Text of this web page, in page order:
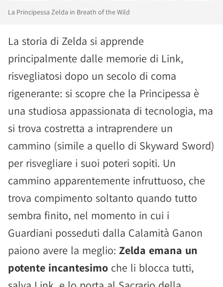
La Principessa Zelda in Breath of the Wild
La storia di Zelda si apprende
principalmente dalle memorie di Link,
risvegliatosi dopo un secolo di coma
rigenerante: si scopre che la Principessa è
una studiosa appassionata di tecnologia, ma
si trova costretta a intraprendere un
cammino (simile a quello di Skyward Sword)
per risvegliare i suoi poteri sopiti. Un
cammino apparentemente infruttuoso, che
trova compimento soltanto quando tutto
sembra finito, nel momento in cui i
Guardiani posseduti dalla Calamità Ganon
paiono avere la meglio: Zelda emana un
potente incantesimo che li blocca tutti,